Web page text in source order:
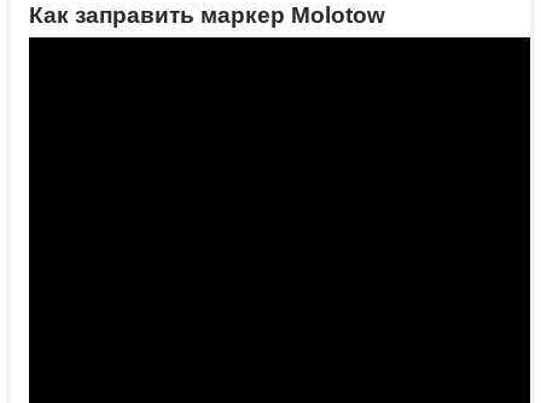
Как заправить маркер Molotow